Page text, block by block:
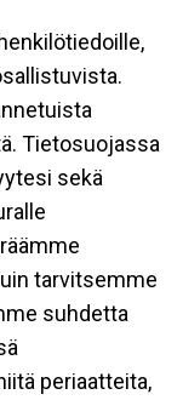
Tietosuojassa
sekä
tarvitsemme
suhdetta
periaatteita,